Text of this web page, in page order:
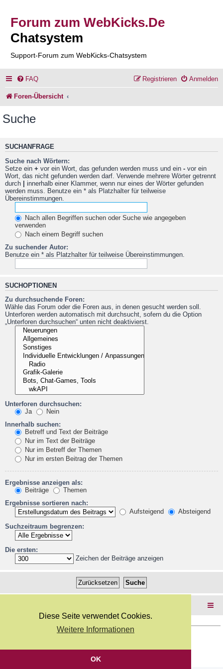
Diese Seite verwendet Cookies.
Weitere Informationen
OK
Forum zum WebKicks.De
Chatsystem
Support-Forum zum WebKicks-Chatsystem
FAQ Anmelden
Registrieren
Foren-Übersicht
Suche
SUCHANFRAGE
Suche nach Wörtern:
Setze ein + vor ein Wort, das gefunden werden muss und ein - vor ein
Wort, das nicht gefunden werden darf. Verwende mehrere Wörter getrennt
durch | innerhalb einer Klammer, wenn nur eines der Wörter gefunden
werden muss. Benutze ein * als Platzhalter für teilweise
Übereinstimmungen.
Nach allen Begriffen suchen oder Suche wie angegeben
verwenden
Nach einem Begriff suchen
Zu suchender Autor:
Benutze ein * als Platzhalter für teilweise Übereinstimmungen.
SUCHOPTIONEN
Zu durchsuchende Foren:
Wähle das Forum oder die Foren aus, in denen gesucht werden soll.
Unterforen werden automatisch mit durchsucht, sofern du die Option
„Unterforen durchsuchen“ unten nicht deaktivierst.
Unterforen durchsuchen:
Ja
Nein
Innerhalb suchen:
Betreff und Text der Beiträge
Nur im Text der Beiträge
Nur im Betreff der Themen
Nur im ersten Beitrag der Themen
Ergebnisse anzeigen als:
Beiträge
Themen
Ergebnisse sortieren nach:
Aufsteigend
Absteigend
Suchzeitraum begrenzen:
Die ersten:
Zeichen der Beiträge anzeigen
Deutsche Übersetzung durchphpBB.de